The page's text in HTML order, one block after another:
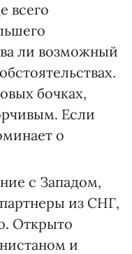
всего
ли возможный
бочках,
Если
о
с Запа­дом,
из СНГ,
Открыто
и